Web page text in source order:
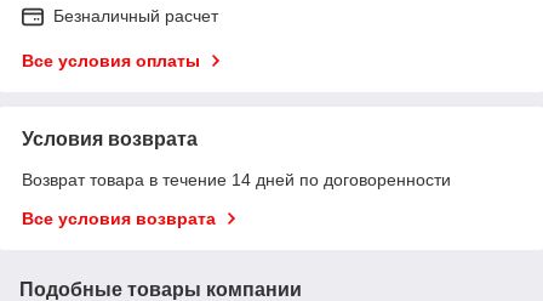
Безналичный расчет
Все условия оплаты
Условия возврата
Возврат товара в течение 14 дней по договоренности
Все условия возврата
Подобные товары компании